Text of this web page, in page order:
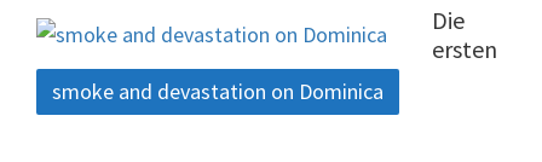
smoke and devastation on Dominica
Die
ersten